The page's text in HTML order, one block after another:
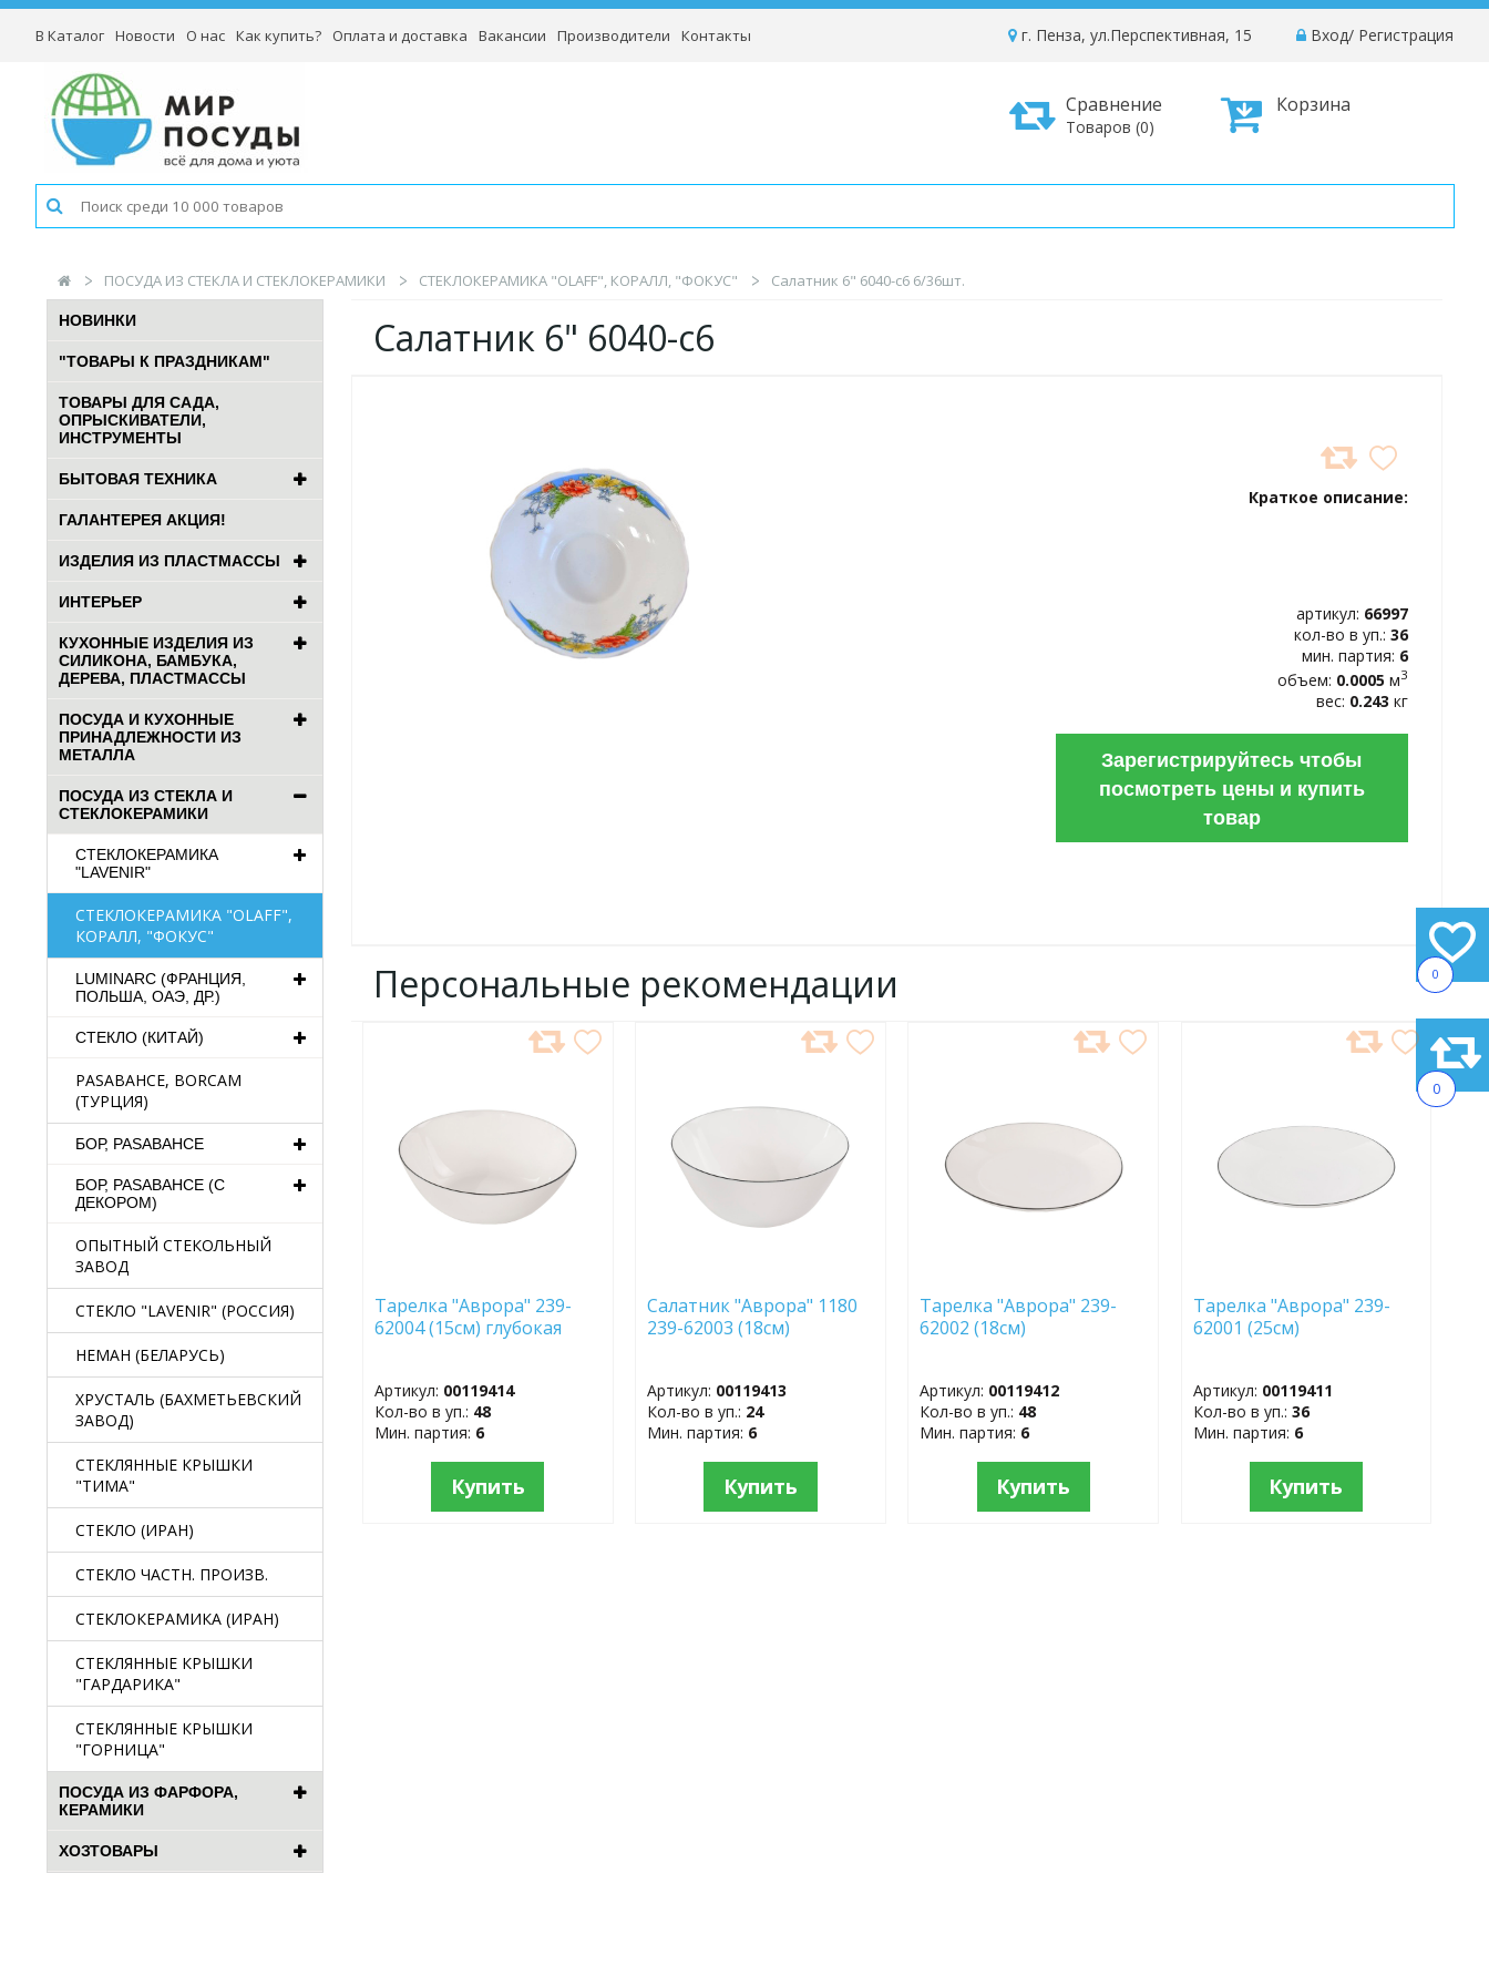
0
0
В Каталог Новости О нас Как купить? Оплата и доставка Вакансии Производители Контакты Вход/ Регистрация
г. Пенза, ул.Перспективная, 15
Корзина
Сравнение
Товаров (0)
ПОСУДА ИЗ СТЕКЛА И СТЕКЛОКЕРАМИКИ СТЕКЛОКЕРАМИКА "OLAFF", КОРАЛЛ, "ФОКУС" Салатник 6" 6040-с6 6/36шт.
НОВИНКИ
"ТОВАРЫ К ПРАЗДНИКАМ"
ТОВАРЫ ДЛЯ САДА,
ОПРЫСКИВАТЕЛИ,
ИНСТРУМЕНТЫ
БЫТОВАЯ ТЕХНИКА
ГАЛАНТЕРЕЯ АКЦИЯ!
ИЗДЕЛИЯ ИЗ ПЛАСТМАССЫ
ИНТЕРЬЕР
КУХОННЫЕ ИЗДЕЛИЯ ИЗ
СИЛИКОНА, БАМБУКА,
ДЕРЕВА, ПЛАСТМАССЫ
ПОСУДА И КУХОННЫЕ
ПРИНАДЛЕЖНОСТИ ИЗ
МЕТАЛЛА
ПОСУДА ИЗ СТЕКЛА И
СТЕКЛОКЕРАМИКИ
СТЕКЛОКЕРАМИКА
"LAVENIR"
СТЕКЛОКЕРАМИКА "OLAFF",
КОРАЛЛ, "ФОКУС"
LUMINARC (ФРАНЦИЯ,
ПОЛЬША, ОАЭ, ДР.)
СТЕКЛО (КИТАЙ)
PASABAHCE, BORCAM
(ТУРЦИЯ)
БОР, PASABAHCE
БОР, PASABAHCE (С
ДЕКОРОМ)
ОПЫТНЫЙ СТЕКОЛЬНЫЙ
ЗАВОД
СТЕКЛО "LAVENIR" (РОССИЯ)
НЕМАН (БЕЛАРУСЬ)
ХРУСТАЛЬ (БАХМЕТЬЕВСКИЙ
ЗАВОД)
СТЕКЛЯННЫЕ КРЫШКИ
"ТИМА"
СТЕКЛО (ИРАН)
СТЕКЛО ЧАСТН. ПРОИЗВ.
СТЕКЛОКЕРАМИКА (ИРАН)
СТЕКЛЯННЫЕ КРЫШКИ
"ГАРДАРИКА"
СТЕКЛЯННЫЕ КРЫШКИ
"ГОРНИЦА"
ПОСУДА ИЗ ФАРФОРА,
КЕРАМИКИ
ХОЗТОВАРЫ
Салатник 6" 6040-с6
Краткое описание:
артикул: 66997
кол-во в уп.: 36
мин. партия: 6
объем: 0.0005 м3
вес: 0.243 кг
Зарегистрируйтесь чтобы
посмотреть цены и купить
товар
Персональные рекомендации
Тарелка "Аврора" 239-
62004 (15см) глубокая
Артикул: 00119414
Кол-во в уп.: 48
Мин. партия: 6
Купить
Салатник "Аврора" 1180
239-62003 (18см)
Артикул: 00119413
Кол-во в уп.: 24
Мин. партия: 6
Купить
Тарелка "Аврора" 239-
62002 (18см)
Артикул: 00119412
Кол-во в уп.: 48
Мин. партия: 6
Купить
Тарелка "Аврора" 239-
62001 (25см)
Артикул: 00119411
Кол-во в уп.: 36
Мин. партия: 6
Купить